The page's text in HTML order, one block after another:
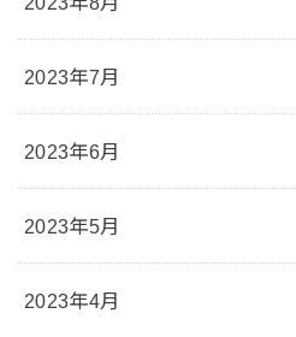
2023年7月
2023年6月
2023年5月
2023年4月